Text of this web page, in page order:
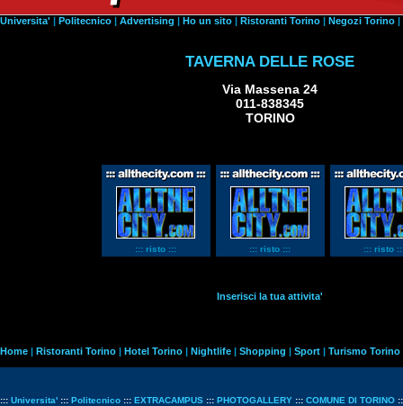
Universita' | Politecnico | Advertising | Ho un sito | Ristoranti Torino | Negozi Torino |
TAVERNA DELLE ROSE
Via Massena 24
011-838345
TORINO
::: risto ::: ::: risto ::: ::: risto
Inserisci la tua attivita'
Home | Ristoranti Torino | Hotel Torino | Nightlife | Shopping | Sport | Turismo Torino
::: Universita' ::: Politecnico ::: EXTRACAMPUS ::: PHOTOGALLERY ::: COMUNE DI TORINO